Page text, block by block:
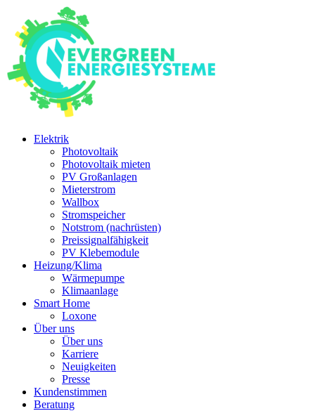
Elektrik
Photovoltaik
Photovoltaik mieten
PV Großanlagen
Mieterstrom
Wallbox
Stromspeicher
Notstrom (nachrüsten)
Preissignalfähigkeit
PV Klebemodule
Heizung/Klima
Wärmepumpe
Klimaanlage
Smart Home
Loxone
Über uns
Über uns
Karriere
Neuigkeiten
Presse
Kundenstimmen
Beratung